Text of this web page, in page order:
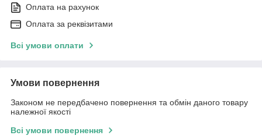
Оплата на рахунок
Оплата за реквізитами
Всі умови оплати
Умови повернення
Законом не передбачено повернення та обмін даного товару
належної якості
Всі умови повернення